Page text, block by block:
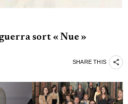
sort « Nue »
SHARE THIS